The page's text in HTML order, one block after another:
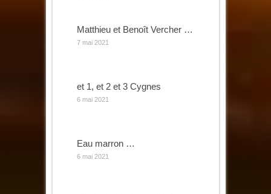
Matthieu et Benoît Vercher …
7 mai 2021
et 1, et 2 et 3 Cygnes
6 mai 2021
Eau marron …
6 mai 2021